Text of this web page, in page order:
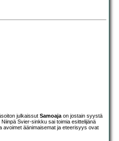
julkaissut Samoaja on jostain syystä
Svier-sinkku sai toimia esittelijänä
avoimet äänimaisemat ja eteerisyys ovat